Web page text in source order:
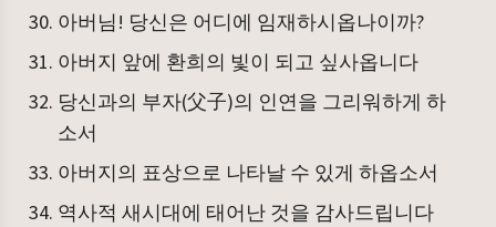
아버님! 당신은 어디에 임재하시옵나이까?
아버지 앞에 환희의 빛이 되고 싶사옵니다
당신과의 부자(父子)의 인연을 그리워하게 하
소서
아버지의 표상으로 나타날 수 있게 하옵소서
역사적 새시대에 태어난 것을 감사드립니다